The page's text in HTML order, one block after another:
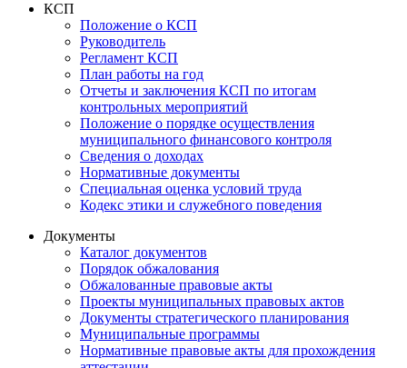
КСП
Положение о КСП
Руководитель
Регламент КСП
План работы на год
Отчеты и заключения КСП по итогам
контрольных мероприятий
Положение о порядке осуществления
муниципального финансового контроля
Сведения о доходах
Нормативные документы
Специальная оценка условий труда
Кодекс этики и служебного поведения
Документы
Каталог документов
Порядок обжалования
Обжалованные правовые акты
Проекты муниципальных правовых актов
Документы стратегического планирования
Муниципальные программы
Нормативные правовые акты для прохождения